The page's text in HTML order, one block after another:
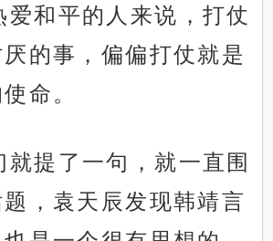
爱和平的人来说，打仗
的事，偏偏打仗就是
命。
就提了一句，就一直围
，袁天辰发现韩靖言